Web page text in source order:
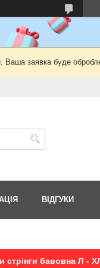
Ваша заявка буде
ВІДГУКИ
стрінги бавовна Л -